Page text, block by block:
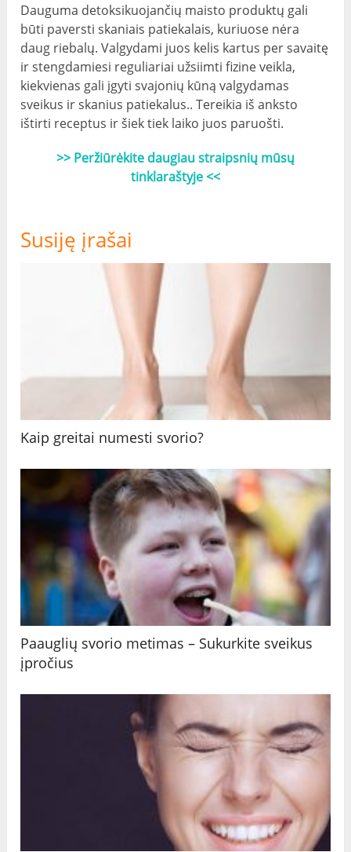
Dauguma detoksikuojančių maisto produktų gali
būti paversti skaniais patiekalais, kuriuose nėra
daug riebalų. Valgydami juos kelis kartus per savaitę
ir stengdamiesi reguliariai užsiimti fizine veikla,
kiekvienas gali įgyti svajonių kūną valgydamas
sveikus ir skanius patiekalus.. Tereikia iš anksto
ištirti receptus ir šiek tiek laiko juos paruošti.
>> Peržiūrėkite daugiau straipsnių mūsų
tinklaraštyje <<
Susiję įrašai
Kaip greitai numesti svorio?
Paauglių svorio metimas – Sukurkite sveikus
įpročius